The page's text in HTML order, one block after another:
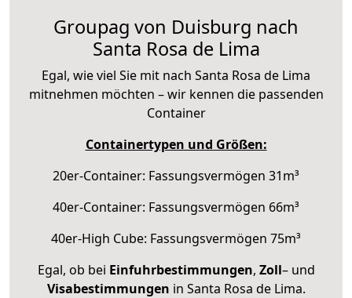
Groupag von Duisburg nach
Santa Rosa de Lima
Egal, wie viel Sie mit nach Santa Rosa de Lima
mitnehmen möchten – wir kennen die passenden
Container
Containertypen und Größen:
20er-Container: Fassungsvermögen 31m³
40er-Container: Fassungsvermögen 66m³
40er-High Cube: Fassungsvermögen 75m³
Egal, ob bei Einfuhrbestimmungen, Zoll– und
Visabestimmungen in Santa Rosa de Lima.